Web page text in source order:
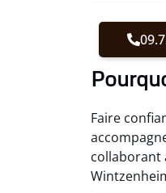
Faire
collaborant